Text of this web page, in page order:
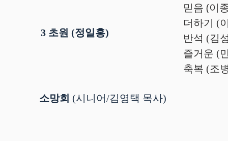
3 초원 (정일홍)
믿음 (이
더하기 (
반석 (김
즐거운 (
축복 (조
소망회 (시니어/김영택 목사)